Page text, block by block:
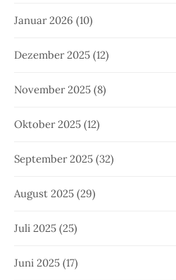
Januar 2026 (10)
Dezember 2025 (12)
November 2025 (8)
Oktober 2025 (12)
September 2025 (32)
August 2025 (29)
Juli 2025 (25)
Juni 2025 (17)